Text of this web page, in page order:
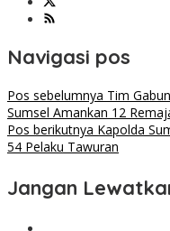
Navigasi pos
Pos sebelumnya Tim
Sumsel Amankan 12
Pos berikutnya Kapolda
54 Pelaku Tawuran
Jangan